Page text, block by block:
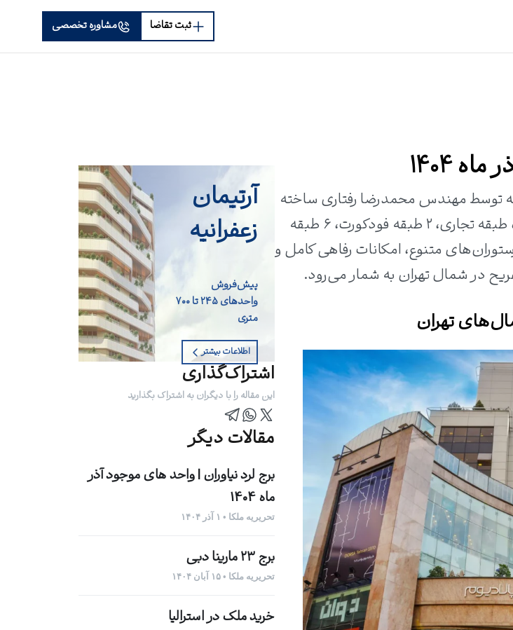
ثبت تقاضا مشاوره تخصصی
1404
توسط مهندس محمدرضا رفتاری ساخته
شده و در محله زعفرانیه–محمودیه قرار دارد. این مجموعه با ۵ طبقه تجاری، ۲ طبقه فودکورت، ۶ طبقه
رستوران‌های متنوع، امکانات رفاهی کامل و
در شمال تهران به شمار می‌رود.
تهران
آرتیمان
زعفرانیه
پیش‌فروش
واحد‌های ۲۴۵ تا ۷۰۰
متری
اطلاعات بیشتر
اشتراک‌گذاری
این مقاله را با دیگران به اشتراک بگذارید
مقالات دیگر
برج لرد نیاوران | واحد های موجود آذر
ماه 1404
تحریریه ملکا • ۱ آذر ۱۴۰۴
برج ۲۳ مارینا دبی
تحریریه ملکا • ۱۵ آبان ۱۴۰۴
خرید ملک در استرالیا